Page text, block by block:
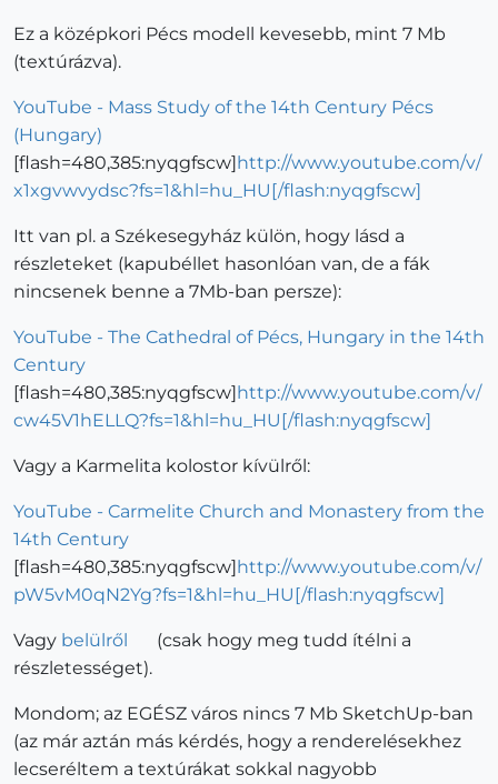
Ez a középkori Pécs modell kevesebb, mint 7 Mb
(textúrázva).
YouTube - Mass Study of the 14th Century Pécs
(Hungary)
[flash=480,385:nyqgfscw]http://www.youtube.com/v/
x1xgvwvydsc?fs=1&hl=hu_HU[/flash:nyqgfscw]
Itt van pl. a Székesegyház külön, hogy lásd a
részleteket (kapubéllet hasonlóan van, de a fák
nincsenek benne a 7Mb-ban persze):
YouTube - The Cathedral of Pécs, Hungary in the 14th
Century
[flash=480,385:nyqgfscw]http://www.youtube.com/v/
cw45V1hELLQ?fs=1&hl=hu_HU[/flash:nyqgfscw]
Vagy a Karmelita kolostor kívülről:
YouTube - Carmelite Church and Monastery from the
14th Century
[flash=480,385:nyqgfscw]http://www.youtube.com/v/
pW5vM0qN2Yg?fs=1&hl=hu_HU[/flash:nyqgfscw]
Vagy belülről
(csak hogy meg tudd ítélni a
részletességet).
Mondom; az EGÉSZ város nincs 7 Mb SketchUp-ban
(az már aztán más kérdés, hogy a renderelésekhez
lecseréltem a textúrákat sokkal nagyobb